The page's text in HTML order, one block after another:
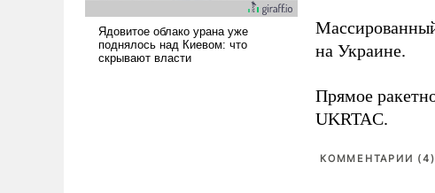
на Украине.
Прямое
UKRTAC.
КОММЕНТАРИИ (4)